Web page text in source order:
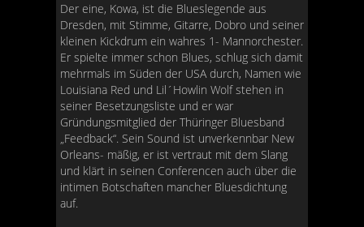
Der eine, Kowa, ist die Blueslegende aus
Dresden, mit Stimme, Gitarre, Dobro und seiner
kleinen Kickdrum ein wahres 1- Mannorchester.
Er spielte immer schon Blues, schlug sich damit
mehrmals im Süden der USA durch, Namen wie
Louisiana Red und Lil´Howlin Wolf stehen in
seiner Besetzungsliste und er war
Gründungsmitglied der Thüringer Bluesband
„Feedback“. Sein Sound ist unverkennbar New
Orleans- mäßig, er ist vertraut mit dem Slang
und klärt in seinen Conferencen auch über die
intimen Botschaften mancher Bluesdichtung
auf.